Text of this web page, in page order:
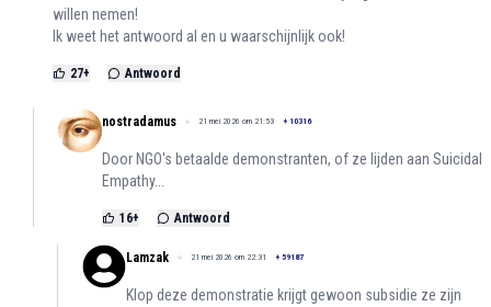
willen nemen!
Ik weet het antwoord al en u waarschijnlijk ook!
27+ Antwoord
nostradamus 21 mei 2026 om 21:53 + 10316
Door NGO's betaalde demonstranten, of ze lijden aan Suicidal
Empathy...
16+ Antwoord
Lamzak 21 mei 2026 om 22:31 + 59187
Klop deze demonstratie krijgt gewoon subsidie ze zijn